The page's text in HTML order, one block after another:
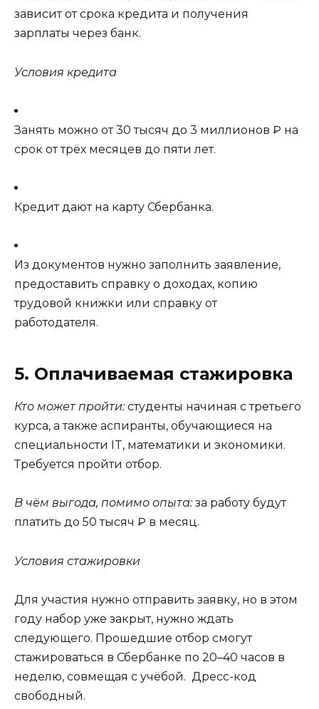
зависит от срока кредита и получения
зарплаты через банк.
Условия кредита
Занять можно от 30 тысяч до 3 миллионов ₽ на
срок от трёх месяцев до пяти лет.
Кредит дают на карту Сбербанка.
Из документов нужно заполнить заявление,
предоставить справку о доходах, копию
трудовой книжки или справку от
работодателя.
5. Оплачиваемая стажировка
Кто может пройти:студенты начиная с третьего
курса, а также аспиранты, обучающиеся на
специальности IT, математики и экономики.
Требуется пройти отбор.
В чём выгода, помимо опыта:за работу будут
платить до 50 тысяч ₽ в месяц.
Условия стажировки
Для участия нужно отправить заявку, но в этом
году набор уже закрыт, нужно ждать
следующего. Прошедшие отбор смогут
стажироваться в Сбербанке по 20–40 часов в
неделю, совмещая с учёбой. Дресс-код
свободный.